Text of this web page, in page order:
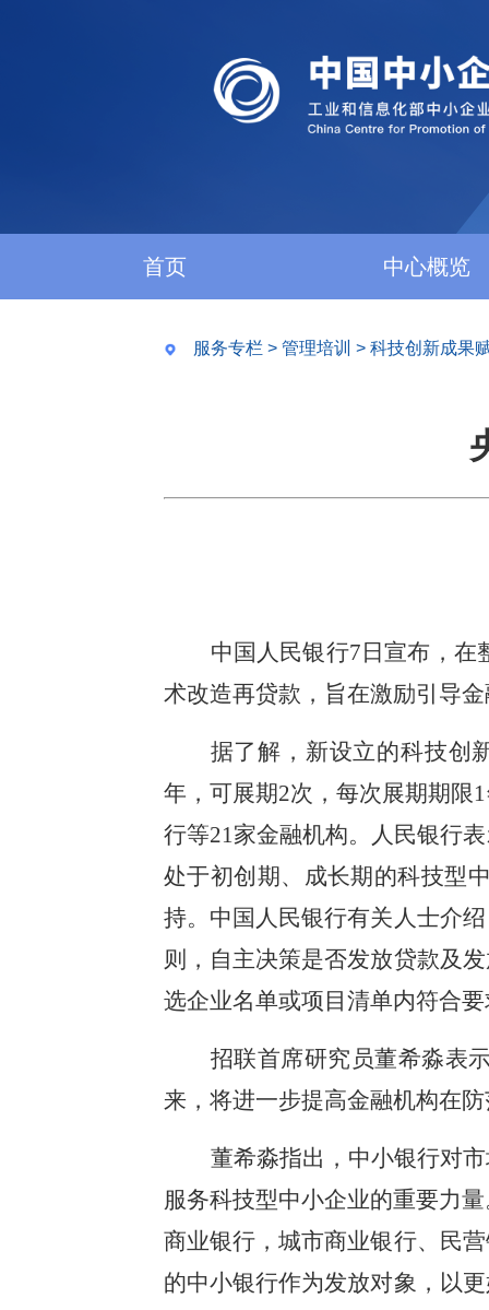
首页 中心概览
服务专栏 > 管理培训 > 科技创新成果
中国人民银行7日宣布，在
术改造再贷款，旨在激励引导
据了解，新设立的科技创
年，可展期2次，每次展期期限
行等21家金融机构。人民银行
处于初创期、成长期的科技型
持。中国人民银行有关人士介
则，自主决策是否发放贷款及
选企业名单或项目清单内符合
招联首席研究员董希淼表
来，将进一步提高金融机构在
董希淼指出，中小银行对
服务科技型中小企业的重要力
商业银行，城市商业银行、民
的中小银行作为发放对象，以